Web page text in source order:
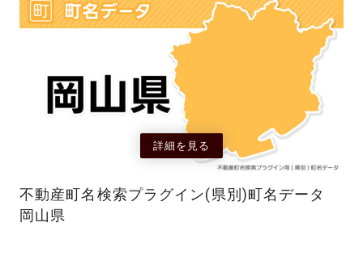
詳細を見る
不動産町名検索プラグイン(県別)町名データ
岡山県